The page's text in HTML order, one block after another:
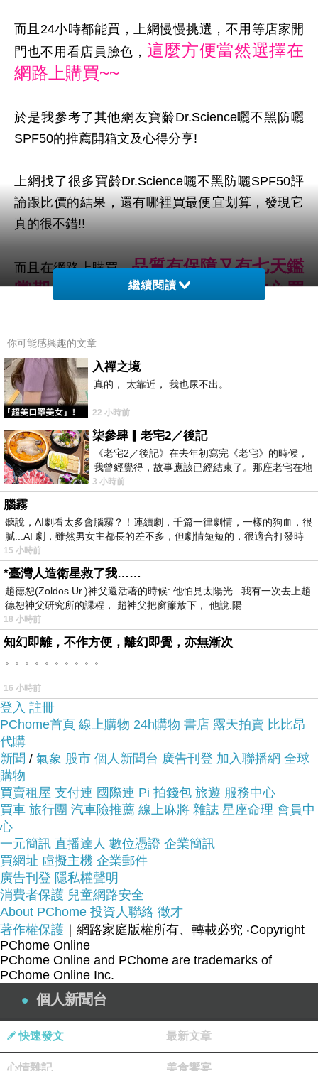
而且24小時都能買，上網慢慢挑選，不用等店家開
門也不用看店員臉色， 這麼方便當然選擇在
網路上購買~~
於是我參考了其他網友寶齡Dr.Science曬不黑防曬
SPF50的推薦開箱文及心得分享!
上網找了很多寶齡Dr.Science曬不黑防曬SPF50評
論跟比價的結果，還有哪裡買最便宜划算，發現它
真的很不錯!!
而且在網路上購買，品質有保障又有七天鑑
賞期，不滿意可以退貨也不用擔心買
服務這麼優，當然在網路購物最好啦~~你一定要來
看看寶齡Dr.Science曬不黑防曬SPF50~~
商品網址:
商品網址:
::::::::::::::::::::::好康推
薦::::::::::::::::::::::
衣服,褲子,平板電腦比較,平板電腦開箱文,平板電腦
使用心得,平板電腦比價,平板電腦分享,平板電腦哪
裡買,平板電腦哪裡便宜,平板電腦週年慶,平板電腦
電腦展,平板電腦採購指南
花店,網路花店,泰迪熊,CNC,中古機械,醫療險,終身
床,麻將,包裝代工,保養品代工,食品代工,派報,夾報,
靠腰墊,汽車窗簾,隔熱膜,遮陽簾,日本代標,日本代購,
旗魚鬆,魚鬆,冰餅,三明治冰餅,金爐,環保金爐,焚化
爐,進銷存,軟體設計,腳臭,易夏貼,止汗劑,按摩床,單
人床,雙人床,租腳踏車,田尾公路花園,租自行車,租單
車,租單車,男性塑身衣,嬰兒用品,奶瓶推薦,嬰幼兒用
品,嬰兒用品購物網,嬰兒用品,學步鞋,手機維修,台北
手機維修,泰式按摩,台北泰式按摩,台中泰式按摩,拇
指外翻,麻糬老店
寶齡Dr.Science曬不黑防曬SPF50哪裡買最便宜.心
繼續閱讀
你可能感興趣的文章
入禪之境
真的， 太靠近， 我也尿不出。
22 小時前
柒參肆▎老宅2／後記
《老宅2／後記》在去年初寫完《老宅》的時候，
我曾經覺得，故事應該已經結束了。那座老宅在地
震中倒塌，七個人終於離開那片黑暗，
3 小時前
腦霧
聽說，AI劇看太多會腦霧？！連續劇，千篇一律劇情，一樣的狗血，很
膩...AI 劇，雖然男女主都長的差不多，但劇情短短的，很適合打發時
15 小時前
*臺灣人造衛星救了我……
趙德恕(Zoldos Ur.)神父還活著的時候: 他怕見太陽光 我有一次去上趙
德恕神父研究所的課程， 趙神父把窗簾放下， 他說:陽
18 小時前
知幻即離，不作方便，離幻即覺，亦無漸次
。。。。。。。。。。
16 小時前
登入 註冊
PChome首頁 線上購物 24h購物 書店 露天拍賣 比比昂
代購
新聞 / 氣象 股市 個人新聞台 廣告刊登 加入聯播網 全球
購物
買賣租屋 支付連 國際連 Pi 拍錢包 旅遊 服務中心
買車 旅行團 汽車險推薦 線上麻將 雜誌 星座命理 會員中
心
一元簡訊 直播達人 數位憑證 企業簡訊
買網址 虛擬主機 企業郵件
廣告刊登 隱私權聲明
消費者保護 兒童網路安全
About PChome 投資人聯絡 徵才
著作權保護 ｜網路家庭版權所有、轉載必究 ‧Copyright
PChome Online
PChome Online and PChome are trademarks of
PChome Online Inc.
個人新聞台
快速發文 最新文章
心情雜記 美食饗宴